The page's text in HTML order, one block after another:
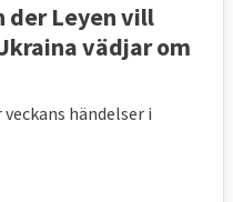
der Leyen vill
vädjar om
händelser i